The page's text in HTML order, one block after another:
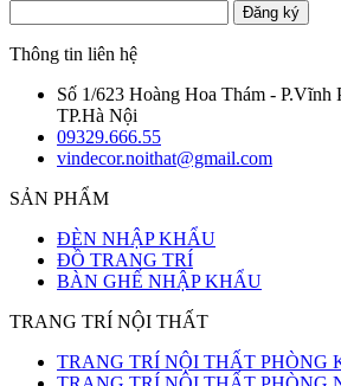
Đăng ký
Thông tin liên hệ
Số 1/623 Hoàng Hoa Thám -
TP.Hà Nội
09329.666.55
vindecor.noithat@gmail.com
SẢN PHẨM
ĐÈN NHẬP KHẨU
ĐỒ TRANG TRÍ
BÀN GHẾ NHẬP KHẨU
TRANG TRÍ NỘI THẤT
TRANG TRÍ NỘI THẤT PHÒNG